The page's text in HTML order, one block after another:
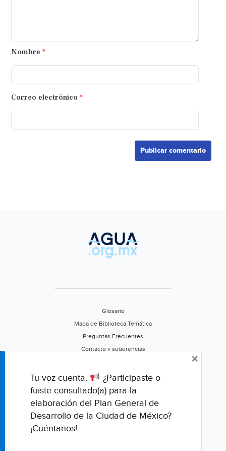
Nombre *
Correo electrónico *
Glosario
Mapa de Biblioteca Temática
Preguntas Frecuentes
Contacto y sugerencias
Califica este portal
Tu voz cuenta.
¿Participaste o
fuiste consultado(a) para la
elaboración del Plan General de
Desarrollo de la Ciudad de México?
¡Cuéntanos!
×